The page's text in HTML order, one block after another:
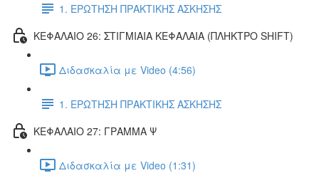
1. ΕΡΩΤΗΣΗ ΠΡΑΚΤΙΚΗΣ ΑΣΚΗΣΗΣ
ΚΕΦΑΛΑΙΟ 26: ΣΤΙΓΜΙΑΙΑ ΚΕΦΑΛΑΙΑ (ΠΛΗΚΤΡΟ SHIFT)
Διδασκαλία με Video (4:56)
1. ΕΡΩΤΗΣΗ ΠΡΑΚΤΙΚΗΣ ΑΣΚΗΣΗΣ
ΚΕΦΑΛΑΙΟ 27: ΓΡΑΜΜΑ Ψ
Διδασκαλία με Video (1:31)